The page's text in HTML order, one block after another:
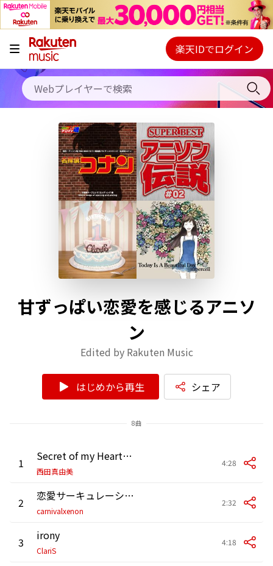
キャンペーン
料金プラン
使い方
初回30日間無料お試し
Webプレイヤー
ご契約内容の確認・変更
楽天IDでログイン
甘ずっぱい恋愛を感じるアニソ
ン
Edited by Rakuten Music
はじめから再生 シェア
8曲
1 Secret of my Heart (名探偵コナン ED)
西田真由美
4:28
2 恋愛サーキュレーション
carnivalxenon
2:32
3 irony
ClariS
4:18